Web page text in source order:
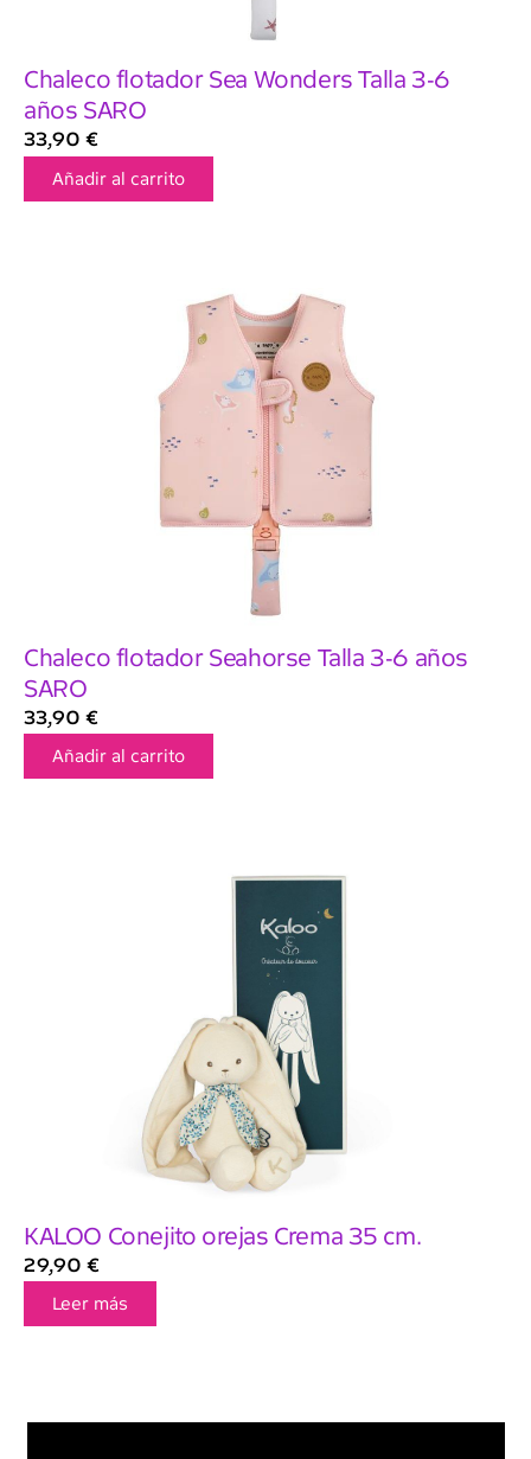
Chaleco flotador Sea Wonders Talla 3-6
años SARO
33,90 €
Añadir al carrito
Chaleco flotador Seahorse Talla 3-6 años
SARO
33,90 €
Añadir al carrito
KALOO Conejito orejas Crema 35 cm.
29,90 €
Leer más